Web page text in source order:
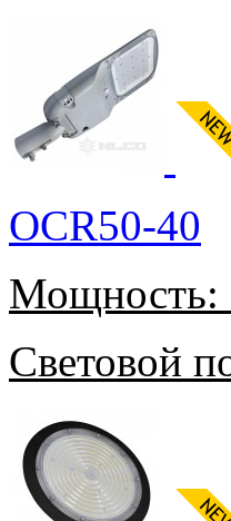
OCR50-40
Мощность:
Световой